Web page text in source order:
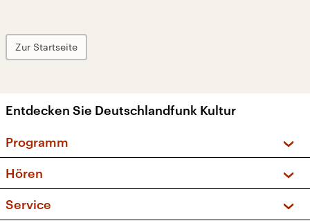
Zur Startseite
Entdecken Sie Deutschlandfunk Kultur
Programm
Sendungen und Podcasts
Musikliste
Hören
Service